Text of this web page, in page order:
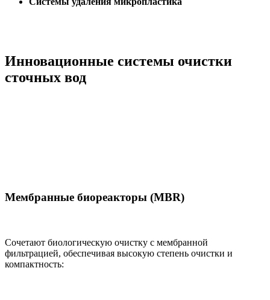
Инновационные системы очистки
сточных вод
Мембранные биореакторы (MBR)
Сочетают биологическую очистку с мембранной
фильтрацией, обеспечивая высокую степень очистки и
компактность: